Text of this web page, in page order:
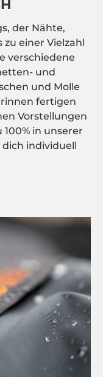
der Nähte,
einer Vielzahl
verschiedene
und
und Molle
fertigen
Vorstellungen
in unserer
dich individuell